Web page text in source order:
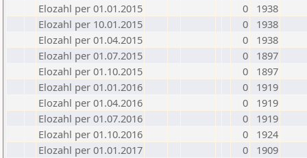
Elozahl per 01.01.2015
0
1938
Elozahl per 10.01.2015
0
1938
Elozahl per 01.04.2015
0
1938
Elozahl per 01.07.2015
0
1897
Elozahl per 01.10.2015
0
1897
Elozahl per 01.01.2016
0
1919
Elozahl per 01.04.2016
0
1919
Elozahl per 01.07.2016
0
1919
Elozahl per 01.10.2016
0
1924
Elozahl per 01.01.2017
0
1909